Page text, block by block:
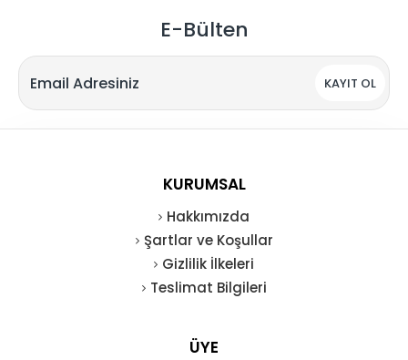
E-Bülten
KAYIT OL
KURUMSAL
Hakkımızda
Şartlar ve Koşullar
Gizlilik İlkeleri
Teslimat Bilgileri
ÜYE